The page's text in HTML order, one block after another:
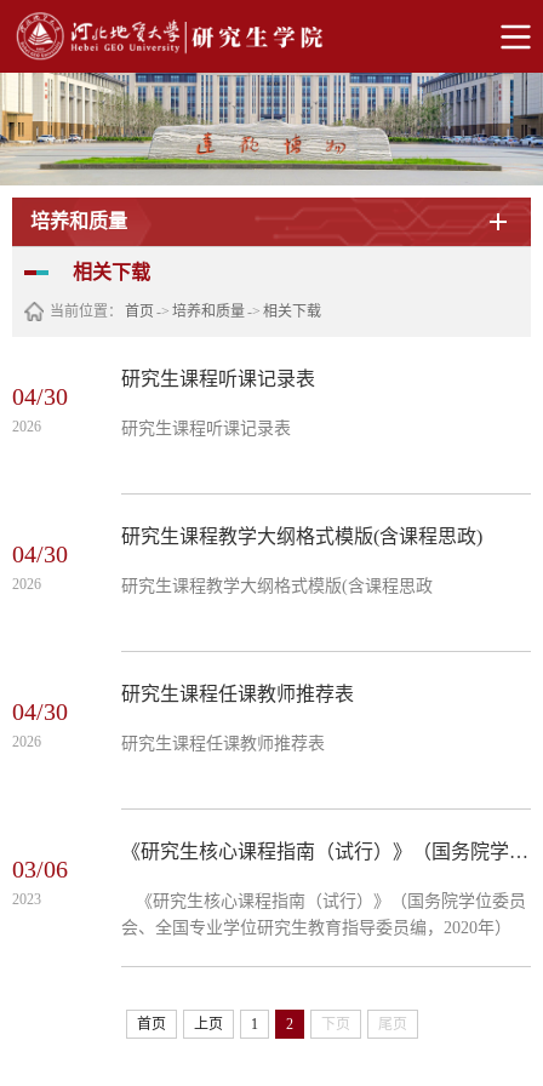
培养和质量
相关下载
当前位置： 首页 -> 培养和质量-> 相关下载
04/30
2026
研究生课程听课记录表
研究生课程听课记录表
04/30
2026
研究生课程教学大纲格式模版(含课程思政)
研究生课程教学大纲格式模版(含课程思政
04/30
2026
研究生课程任课教师推荐表
研究生课程任课教师推荐表
03/06
2023
《研究生核心课程指南（试行）》（国务院学位委员会、全国专业学位研究生教育指导委员编，2020年）
《研究生核心课程指南（试行）》（国务院学位委员
会、全国专业学位研究生教育指导委员编，2020年）
首页 上页 1 2 下页 尾页